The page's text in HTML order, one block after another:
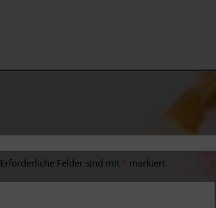
Erforderliche Felder sind mit * markiert